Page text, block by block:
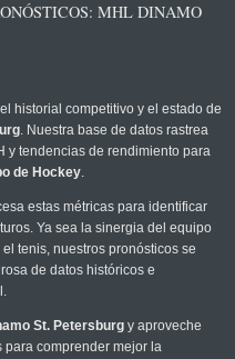
MHL DINAMO
historial competitivo y el estado de
. Nuestra base de datos rastrea
y tendencias de rendimiento para
de Hockey.
estas métricas para identificar
Ya sea la sinergia del equipo
tenis, nuestros pronósticos se
de datos históricos e
St. Petersburgy aproveche
para comprender mejor la